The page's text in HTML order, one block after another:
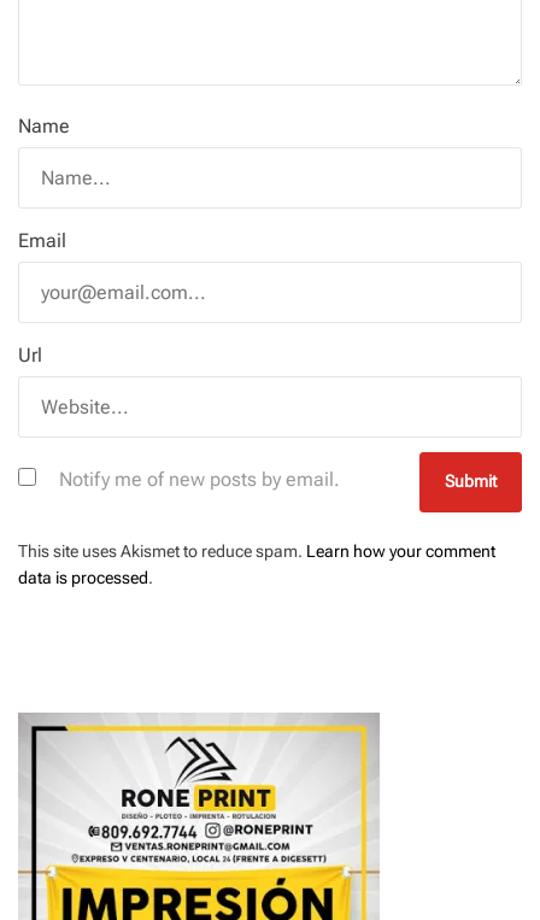
Name
Email
Url
Notify me of new posts by email.
This site uses Akismet to reduce spam. Learn how your comment
data is processed.